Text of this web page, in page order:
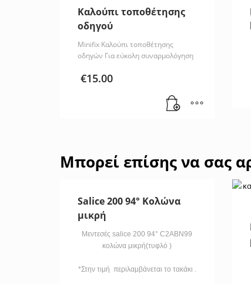
Καλούπι τοποθέτησης
οδηγού
Minifix Καλούπι τοποθέτησης
οδηγών Για εύκολη συναρμολόγηση
€15.00
Μπορεί επίσης να σας
Salice 200 94° Κολώνα
μικρή
Μεντεσές salice 200 94° C2ABN99
κολώνα μικρή(τυφλό )
*Στην τιμή περιλαμβάνεται το τακάκι .